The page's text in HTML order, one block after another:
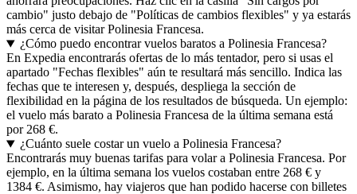
cambio" justo debajo de "Políticas de cambios flexibles" y ya estarás
más cerca de visitar Polinesia Francesa.
¿Cómo puedo encontrar vuelos baratos a Polinesia Francesa?
En Expedia encontrarás ofertas de lo más tentador, pero si usas el
apartado "Fechas flexibles" aún te resultará más sencillo. Indica las
fechas que te interesen y, después, despliega la sección de
flexibilidad en la página de los resultados de búsqueda. Un ejemplo:
el vuelo más barato a Polinesia Francesa de la última semana está
por 268 €.
¿Cuánto suele costar un vuelo a Polinesia Francesa?
Encontrarás muy buenas tarifas para volar a Polinesia Francesa. Por
ejemplo, en la última semana los vuelos costaban entre 268 € y
1384 €. Asimismo, hay viajeros que han podido hacerse con billetes